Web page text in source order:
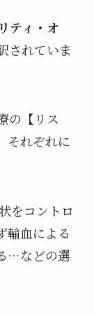
ティ・オ
されていま
の【リス
それぞれに
をコントロ
輸血による
…などの選